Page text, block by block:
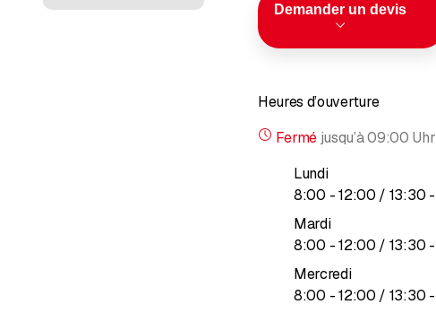
Demander un devis
Heures d’ouverture
Fermé jusqu’à09:00 Uhr
Lundi
8:00 - jusqu’à
12:00 / 13:30 -
Mardi
8:00 - jusqu’à
12:00 / 13:30 -
Mercredi
8:00 - jusqu’à
12:00 / 13:30 -